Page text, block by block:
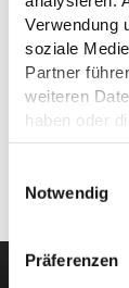
Verwendung
soziale
Partner
weiteren
haben oder
gesammelt
Notwendig
Präferenzen
profi